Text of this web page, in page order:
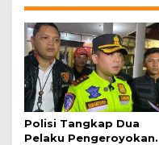
Polisi Tangkap Dua
Pelaku Pengeroyokan